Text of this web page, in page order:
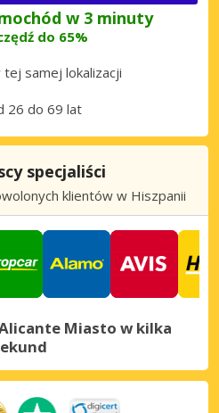
w 3 minuty
do 65%
samej lokalizacji
26 do 69 lat
specjaliści
klientów w Hiszpanii
Miasto w kilka